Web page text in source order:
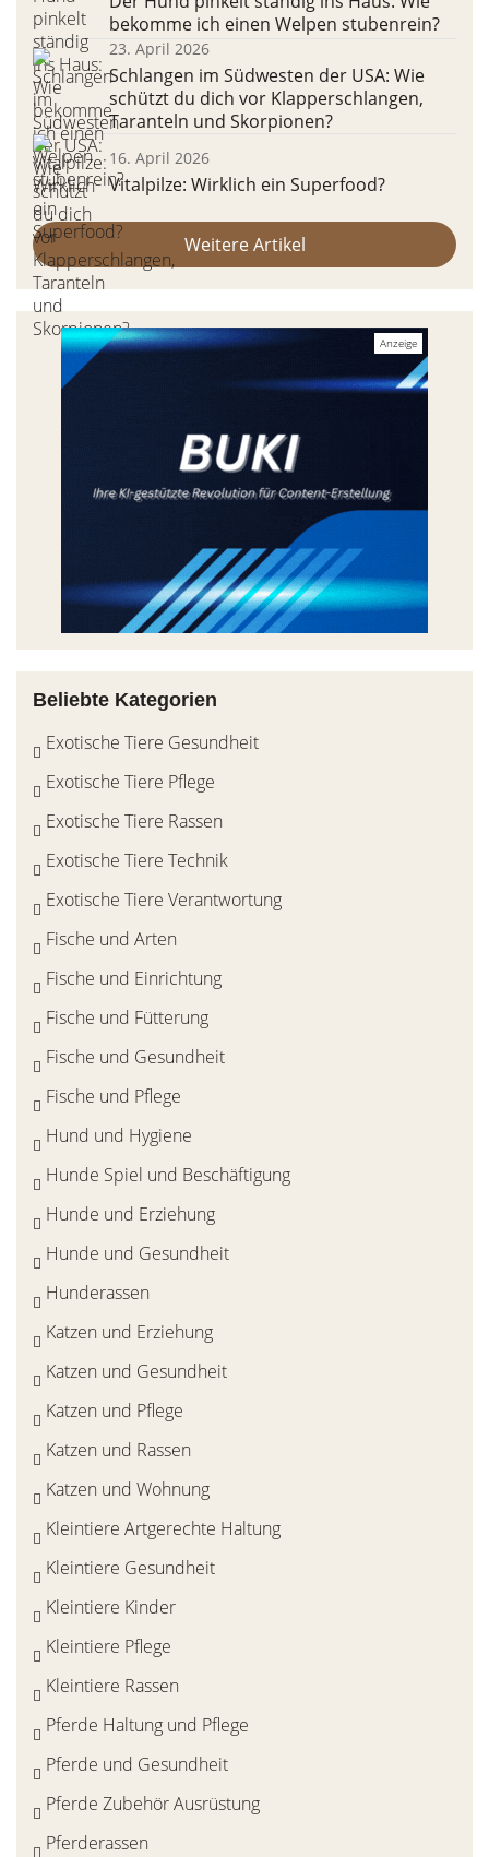
bekomme ich einen Welpen stubenrein?
23. April 2026
Schlangen im Südwesten der USA: Wie
schützt du dich vor Klapperschlangen,
Taranteln und Skorpionen?
16. April 2026
Vitalpilze: Wirklich ein Superfood?
Weitere Artikel
Beliebte Kategorien
Exotische Tiere Gesundheit
Exotische Tiere Pflege
Exotische Tiere Rassen
Exotische Tiere Technik
Exotische Tiere Verantwortung
Fische und Arten
Fische und Einrichtung
Fische und Fütterung
Fische und Gesundheit
Fische und Pflege
Hund und Hygiene
Hunde Spiel und Beschäftigung
Hunde und Erziehung
Hunde und Gesundheit
Hunderassen
Katzen und Erziehung
Katzen und Gesundheit
Katzen und Pflege
Katzen und Rassen
Katzen und Wohnung
Kleintiere Artgerechte Haltung
Kleintiere Gesundheit
Kleintiere Kinder
Kleintiere Pflege
Kleintiere Rassen
Pferde Haltung und Pflege
Pferde und Gesundheit
Pferde Zubehör Ausrüstung
Pferderassen